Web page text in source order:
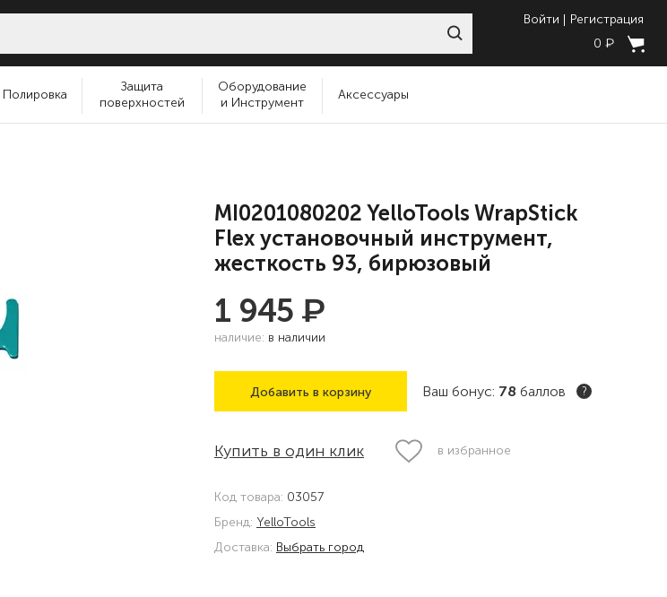
Войти
Регистрация
0 ₽
Полировка
Защита
поверхностей
Оборудование
и Инструмент
Аксессуары
MI0201080202 YelloTools WrapStick
Flex установочный инструмент,
жесткость 93, бирюзовый
1 945 ₽
наличие: в наличии
Добавить в корзину Ваш бонус: 78 баллов ?
Купить в один клик в избранное
Код товара: 03057
Бренд: YelloTools
Доставка: Выбрать город